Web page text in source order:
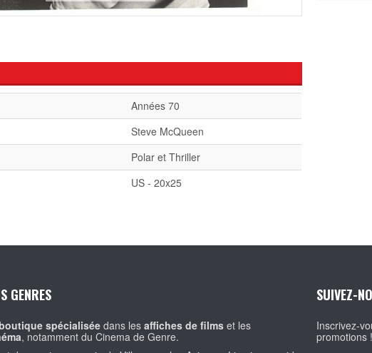
Années 70
Steve McQueen
Polar et Thriller
US - 20x25
GENRES
spécialisée dans lesaffiches de films et les
, notamment du Cinema de Genre.
SUIVEZ-
Inscrivez-
promotions !